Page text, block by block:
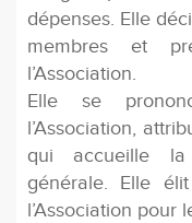
dépenses. Elle
membres et
l’Association.
Elle se
l’Association,
qui accueille la
générale. Elle
l’Association pour